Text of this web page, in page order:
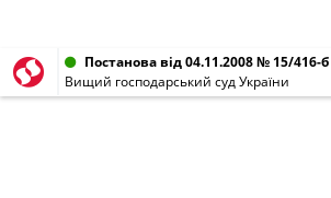
Постанова від 04.11.2008 № 15/416-б
Вищий господарський суд України